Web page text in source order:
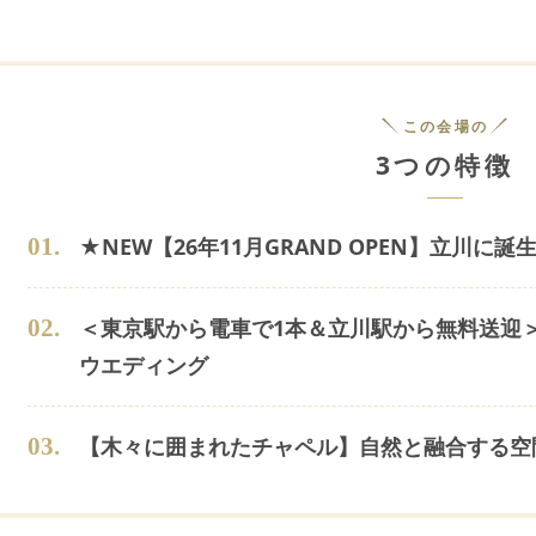
この会場の
3つの特徴
01 . ★NEW【26年11月GRAND OPEN】立川に誕
02.
＜東京駅から電車で1本＆立川駅から無料送
ウエディング
03. 【木々に囲まれたチャペル】自然と融合する